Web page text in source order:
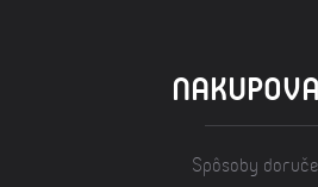
Spôsoby